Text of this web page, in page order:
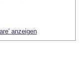
anzeigen